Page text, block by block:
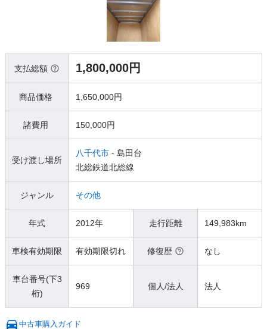
支払総額 1,800,000円
商品価格 1,650,000円
諸費用 150,000円
受け渡し場所
八千代市 - 島田台
北総鉄道北総線
ジャンル その他
年式 2012年 走行距離 149,983km
車検有効期限 有効期限切れ 修復歴 なし
車台番号(下3
桁)
969 個人/法人 法人
中古車購入ガイド